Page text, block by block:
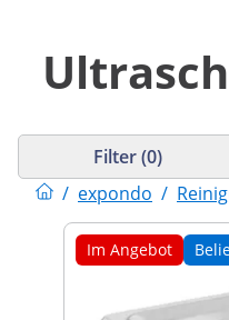
/ expondo /
Filter (0)
Im Angebot